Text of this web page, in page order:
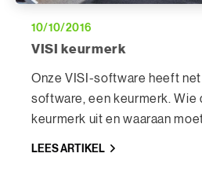
10/10/2016
VISI keurmerk
Onze VISI-software heeft
software, een keurmerk. Wie
keurmerk uit en waaraan
LEES ARTIKEL